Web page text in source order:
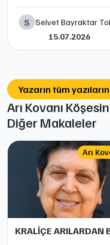
S Selvet Bayraktar
15.07.2026
Yazarın tüm
Arı Kovanı
Diğer Makaleler
Arı
KRALİÇE ARILARDAN